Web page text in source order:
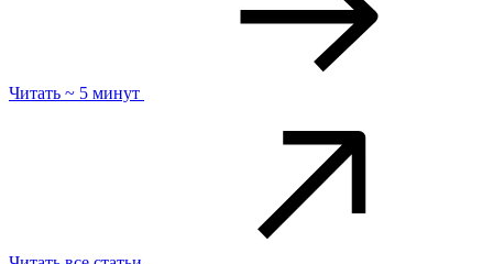
Читать ~ 5 минут